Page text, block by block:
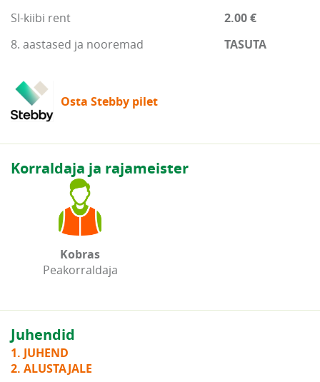
SI-kiibi rent
2.00 €
8. aastased ja nooremad
TASUTA
Osta Stebby pilet
Korraldaja ja rajameister
Kobras
Peakorraldaja
Juhendid
1. JUHEND
2. ALUSTAJALE